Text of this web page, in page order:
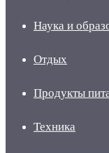
Наука и
Отдых
Продукты
Техника